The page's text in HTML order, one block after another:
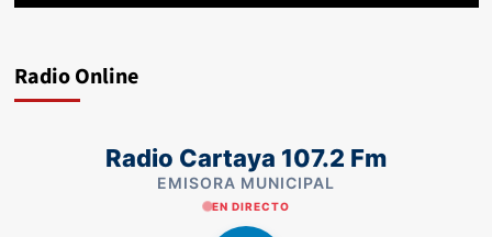
Radio Online
Radio Cartaya 107.2 Fm
EMISORA MUNICIPAL
EN DIRECTO